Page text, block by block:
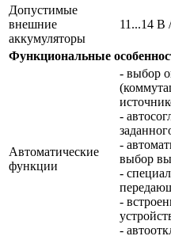
Допустимые
внешние
аккумуляторы
11...14
Функциональные
Автоматические
функции
- выбор
-
-
выбор
-
-
-